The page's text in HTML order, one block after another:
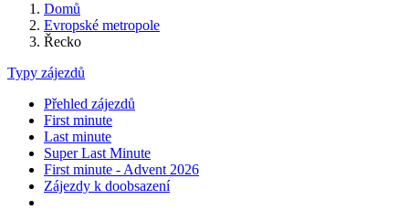
Domů
Evropské metropole
Řecko
Typy zájezdů
Přehled zájezdů
First minute
Last minute
Super Last Minute
First minute - Advent 2026
Zájezdy k doobsazení